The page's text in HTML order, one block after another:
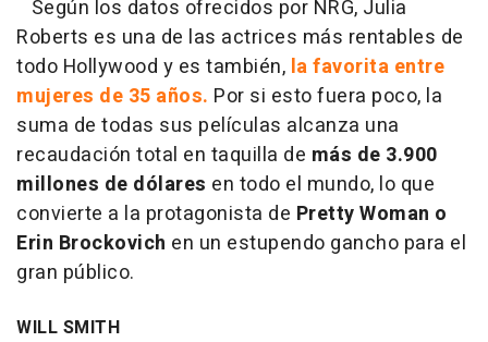
Según los datos ofrecidos por NRG, Julia
Roberts es una de las actrices más rentables de
todo Hollywood y es también, la favorita entre
mujeres de 35 años. Por si esto fuera poco, la
suma de todas sus películas alcanza una
recaudación total en taquilla de más de 3.900
millones de dólares en todo el mundo, lo que
convierte a la protagonista de Pretty Woman o
Erin Brockovich en un estupendo gancho para el
gran público.
WILL SMITH